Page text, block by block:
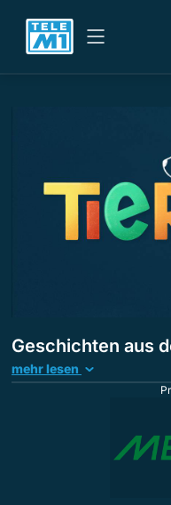
Geschichten aus
mehr lesen